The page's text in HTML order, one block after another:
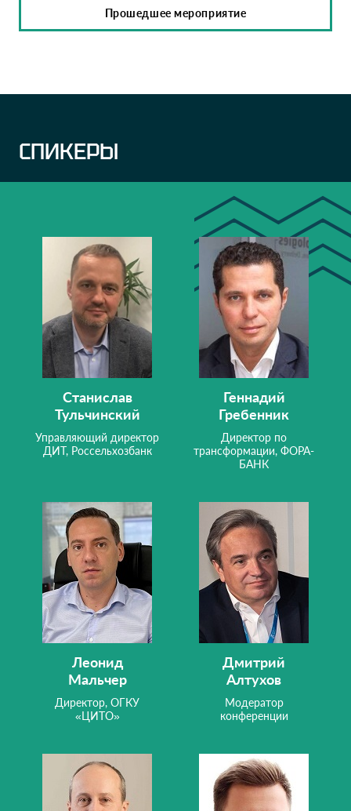
Прошедшее мероприятие
СПИКЕРЫ
Станислав
Тульчинский
Управляющий директор
ДИТ, Россельхозбанк
Геннадий
Гребенник
Директор по
трансформации, ФОРА-
БАНК
Леонид
Мальчер
Директор, ОГКУ
«ЦИТО»
Дмитрий
Алтухов
Модератор
конференции